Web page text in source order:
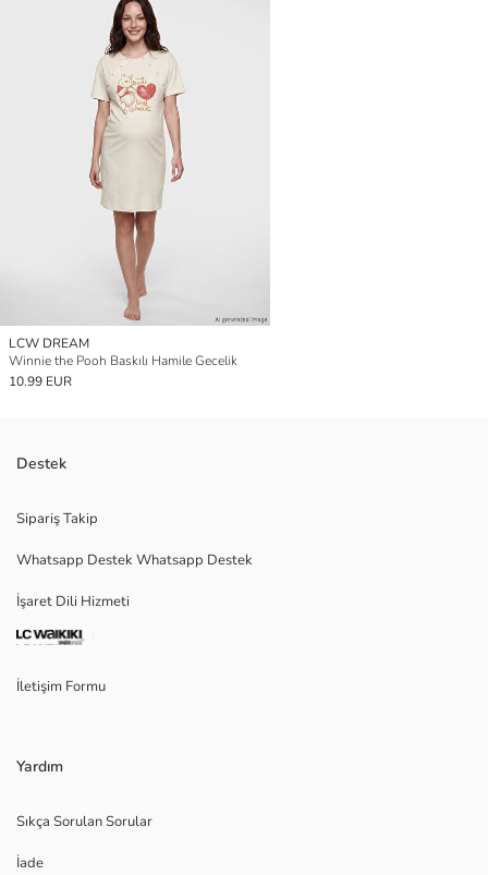
LCW DREAM
Winnie the Pooh Baskılı Hamile Gecelik
10.99 EUR
Destek
Sipariş Takip
Whatsapp Destek Whatsapp Destek
İşaret Dili Hizmeti
İletişim Formu
Yardım
Sıkça Sorulan Sorular
İade